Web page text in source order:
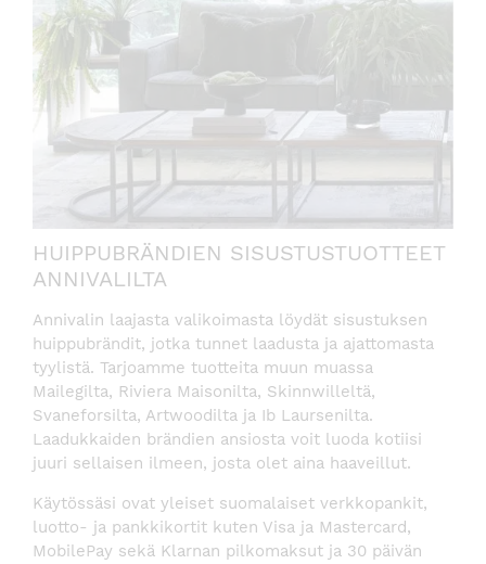
HUIPPUBRÄNDIEN SISUSTUSTUOTTEET
ANNIVALILTA
Annivalin laajasta valikoimasta löydät sisustuksen
huippubrändit, jotka tunnet laadusta ja ajattomasta
tyylistä. Tarjoamme tuotteita muun muassa
Mailegilta, Riviera Maisonilta, Skinnwilleltä,
Svaneforsilta, Artwoodilta ja Ib Laursenilta.
Laadukkaiden brändien ansiosta voit luoda kotiisi
juuri sellaisen ilmeen, josta olet aina haaveillut.
Käytössäsi ovat yleiset suomalaiset verkkopankit,
luotto- ja pankkikortit kuten Visa ja Mastercard,
MobilePay sekä Klarnan pilkomaksut ja 30 päivän